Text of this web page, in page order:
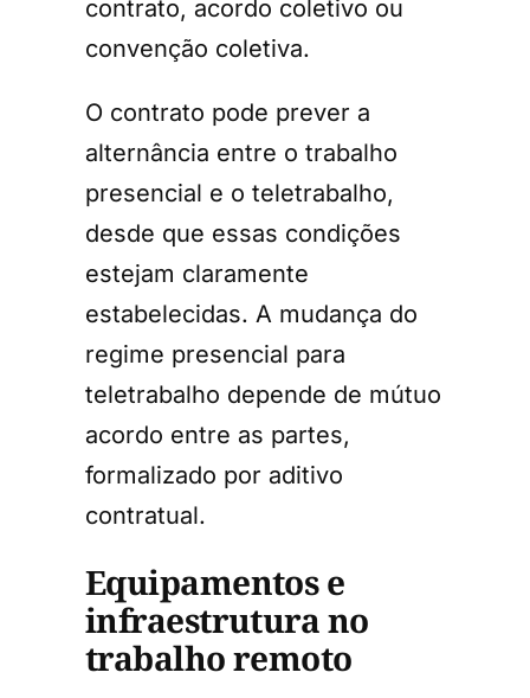
contrato, acordo coletivo ou
convenção coletiva.
O contrato pode prever a
alternância entre o trabalho
presencial e o teletrabalho,
desde que essas condições
estejam claramente
estabelecidas. A mudança do
regime presencial para
teletrabalho depende de mútuo
acordo entre as partes,
formalizado por aditivo
contratual.
Equipamentos e
infraestrutura no
trabalho remoto